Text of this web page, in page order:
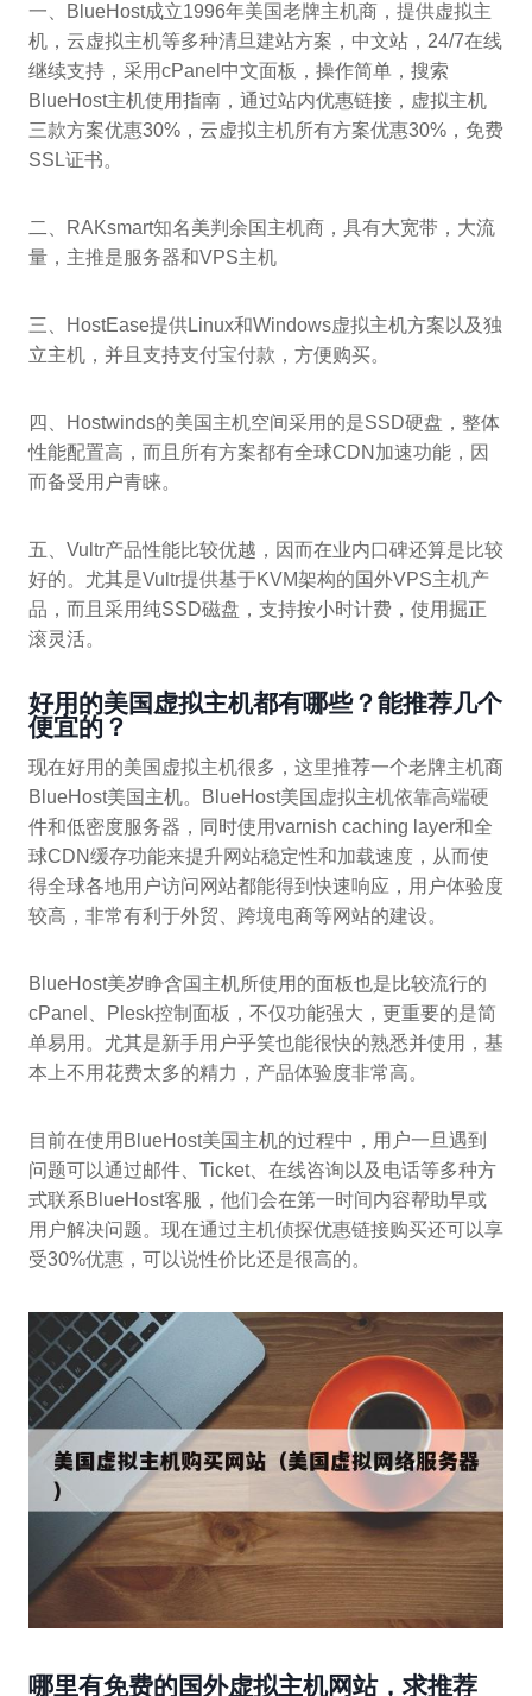
一、BlueHost成立1996年美国老牌主机商，提供虚拟主
机，云虚拟主机等多种清旦建站方案，中文站，24/7在线
继续支持，采用cPanel中文面板，操作简单，搜索
BlueHost主机使用指南，通过站内优惠链接，虚拟主机
三款方案优惠30%，云虚拟主机所有方案优惠30%，免费
SSL证书。
二、RAKsmart知名美判余国主机商，具有大宽带，大流
量，主推是服务器和VPS主机
三、HostEase提供Linux和Windows虚拟主机方案以及独
立主机，并且支持支付宝付款，方便购买。
四、Hostwinds的美国主机空间采用的是SSD硬盘，整体
性能配置高，而且所有方案都有全球CDN加速功能，因
而备受用户青睐。
五、Vultr产品性能比较优越，因而在业内口碑还算是比较
好的。尤其是Vultr提供基于KVM架构的国外VPS主机产
品，而且采用纯SSD磁盘，支持按小时计费，使用掘正
滚灵活。
好用的美国虚拟主机都有哪些？能推荐几个
便宜的？
现在好用的美国虚拟主机很多，这里推荐一个老牌主机商
BlueHost美国主机。BlueHost美国虚拟主机依靠高端硬
件和低密度服务器，同时使用varnish caching layer和全
球CDN缓存功能来提升网站稳定性和加载速度，从而使
得全球各地用户访问网站都能得到快速响应，用户体验度
较高，非常有利于外贸、跨境电商等网站的建设。
BlueHost美岁睁含国主机所使用的面板也是比较流行的
cPanel、Plesk控制面板，不仅功能强大，更重要的是简
单易用。尤其是新手用户乎笑也能很快的熟悉并使用，基
本上不用花费太多的精力，产品体验度非常高。
目前在使用BlueHost美国主机的过程中，用户一旦遇到
问题可以通过邮件、Ticket、在线咨询以及电话等多种方
式联系BlueHost客服，他们会在第一时间内容帮助早或
用户解决问题。现在通过主机侦探优惠链接购买还可以享
受30%优惠，可以说性价比还是很高的。
哪里有免费的国外虚拟主机网站，求推荐